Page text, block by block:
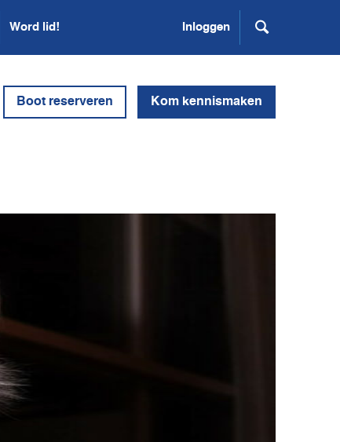
Word lid! Inloggen
Boot reserveren Kom kennismaken